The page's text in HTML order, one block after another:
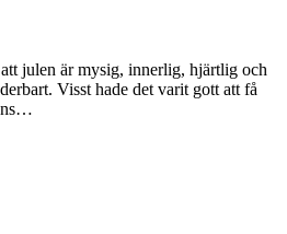
julen är mysig, innerlig, hjärtlig och
Visst hade det varit gott att få